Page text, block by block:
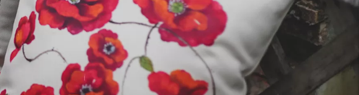
Ruột gối:
Ruột gối: